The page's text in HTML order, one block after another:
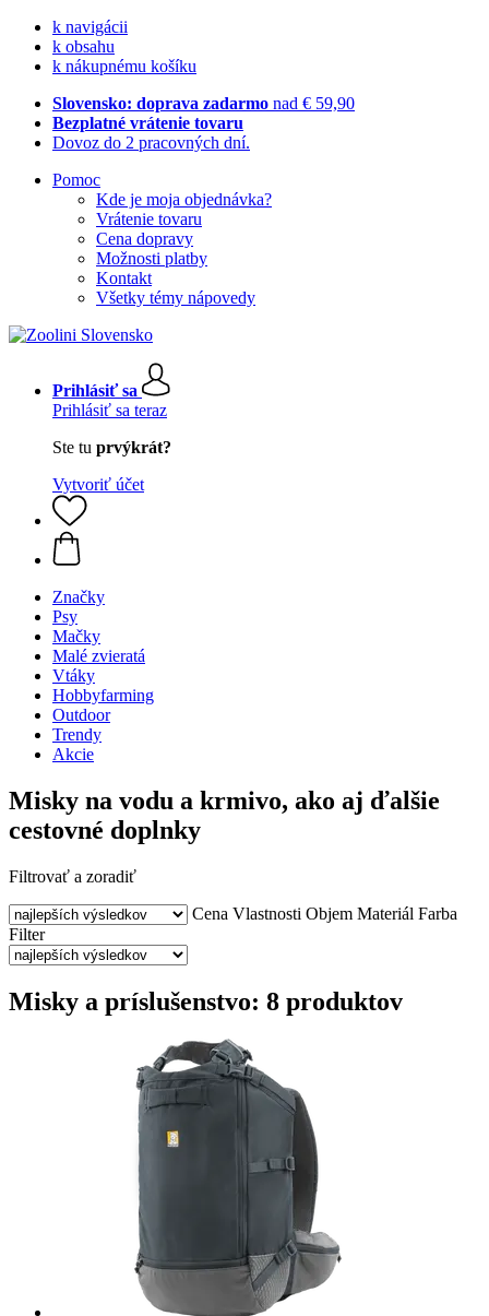
k navigácii
k obsahu
k nákupnému košíku
Slovensko: doprava zadarmo nad € 59,90
Bezplatné vrátenie tovaru
Dovoz do 2 pracovných dní.
Pomoc
Kde je moja objednávka?
Vrátenie tovaru
Cena dopravy
Možnosti platby
Kontakt
Všetky témy nápovedy
Prihlásiť sa
Prihlásiť sa teraz
Ste tu prvýkrát?
Vytvoriť účet
Značky
Psy
Mačky
Malé zvieratá
Vtáky
Hobbyfarming
Outdoor
Trendy
Akcie
Misky na vodu a krmivo, ako aj ďalšie
cestovné doplnky
Filtrovať a zoradiť
Cena Vlastnosti Objem Materiál Farba
Filter
Misky a príslušenstvo: 8 produktov